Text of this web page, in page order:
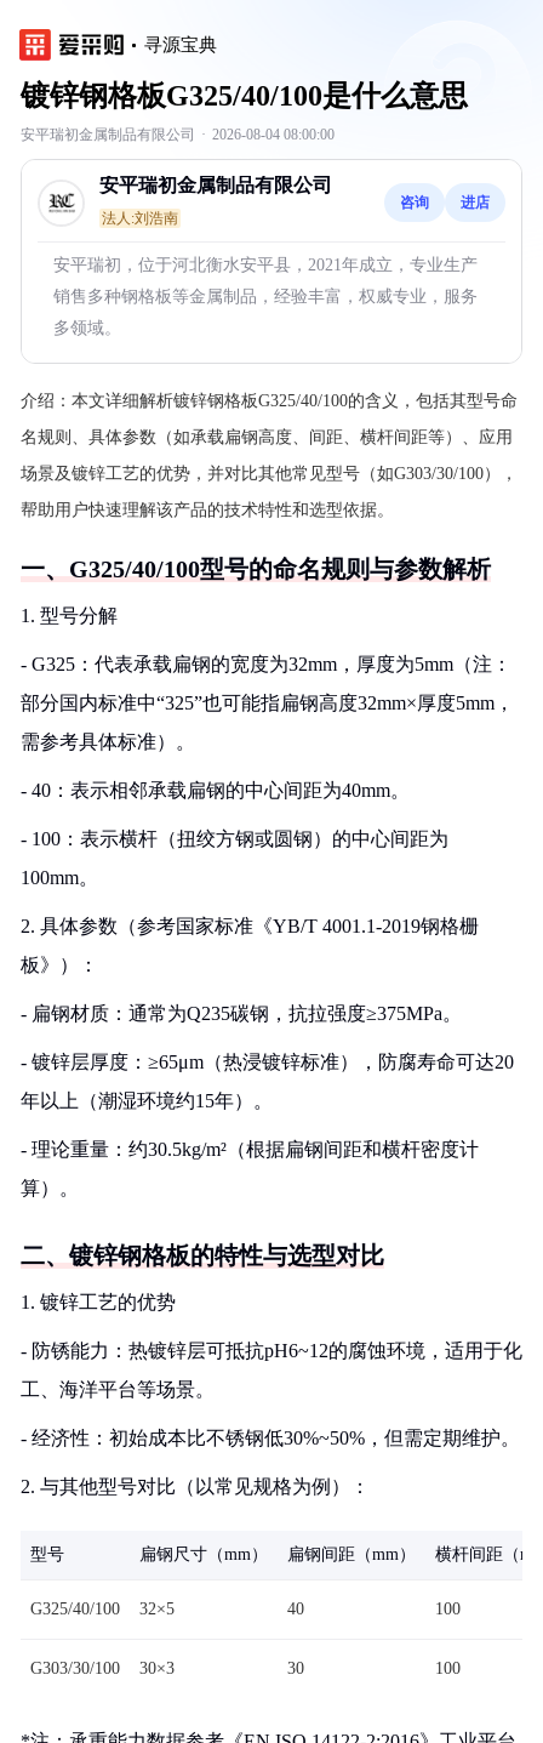
寻源宝典
镀锌钢格板G325/40/100是什么意思
安平瑞初金属制品有限公司 · 2026-08-04 08:00:00
安平瑞初金属制品有限公司
法人:刘浩南
咨询 进店
安平瑞初，位于河北衡水安平县，2021年成立，专业生产
销售多种钢格板等金属制品，经验丰富，权威专业，服务
多领域。
介绍： 本文详细解析镀锌钢格板G325/40/100的含义，包括其型号命
名规则、具体参数（如承载扁钢高度、间距、横杆间距等）、应用
场景及镀锌工艺的优势，并对比其他常见型号（如G303/30/100），
帮助用户快速理解该产品的技术特性和选型依据。
一、G325/40/100型号的命名规则与参数解析
1. 型号分解
- G325：代表承载扁钢的宽度为32mm，厚度为5mm（注：
部分国内标准中“325”也可能指扁钢高度32mm×厚度5mm，
需参考具体标准）。
- 40：表示相邻承载扁钢的中心间距为40mm。
- 100：表示横杆（扭绞方钢或圆钢）的中心间距为
100mm。
2. 具体参数（参考国家标准《YB/T 4001.1-2019钢格栅
板》）：
- 扁钢材质：通常为Q235碳钢，抗拉强度≥375MPa。
- 镀锌层厚度：≥65μm（热浸镀锌标准），防腐寿命可达20
年以上（潮湿环境约15年）。
- 理论重量：约30.5kg/m²（根据扁钢间距和横杆密度计
算）。
二、镀锌钢格板的特性与选型对比
1. 镀锌工艺的优势
- 防锈能力：热镀锌层可抵抗pH6~12的腐蚀环境，适用于化
工、海洋平台等场景。
- 经济性：初始成本比不锈钢低30%~50%，但需定期维护。
2. 与其他型号对比（以常见规格为例）：
型号 扁钢尺寸（mm） 扁钢间距（mm） 横杆间距（
G325/40/100 32×5 40 100
G303/30/100 30×3 30 100